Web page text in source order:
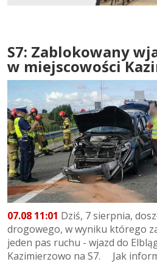
S7: Zablokowany
w miejscowości
07.08 11:01 Dziś, 7 sierpnia,
drogowego, w wyniku którego
jeden pas ruchu - wjazd do
Kazimierzowo na S7. Jak